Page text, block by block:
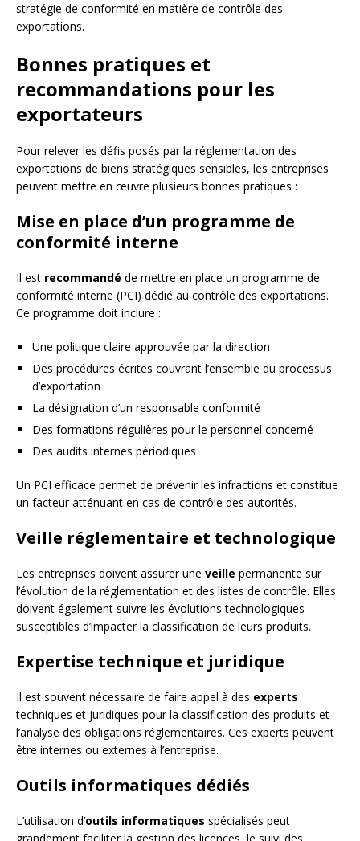
stratégie de conformité en matière de contrôle des
exportations.
Bonnes pratiques et
recommandations pour les
exportateurs
Pour relever les défis posés par la réglementation des
exportations de biens stratégiques sensibles, les entreprises
peuvent mettre en œuvre plusieurs bonnes pratiques :
Mise en place d’un programme de
conformité interne
Il est recommandé de mettre en place un programme de
conformité interne (PCI) dédié au contrôle des exportations.
Ce programme doit inclure :
Une politique claire approuvée par la direction
Des procédures écrites couvrant l’ensemble du processus
d’exportation
La désignation d’un responsable conformité
Des formations régulières pour le personnel concerné
Des audits internes périodiques
Un PCI efficace permet de prévenir les infractions et constitue
un facteur atténuant en cas de contrôle des autorités.
Veille réglementaire et technologique
Les entreprises doivent assurer une veille permanente sur
l’évolution de la réglementation et des listes de contrôle. Elles
doivent également suivre les évolutions technologiques
susceptibles d’impacter la classification de leurs produits.
Expertise technique et juridique
Il est souvent nécessaire de faire appel à des experts
techniques et juridiques pour la classification des produits et
l’analyse des obligations réglementaires. Ces experts peuvent
être internes ou externes à l’entreprise.
Outils informatiques dédiés
L’utilisation d’outils informatiques spécialisés peut